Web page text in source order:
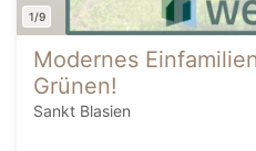
1/9
Modernes
Grünen!
Sankt Blasien